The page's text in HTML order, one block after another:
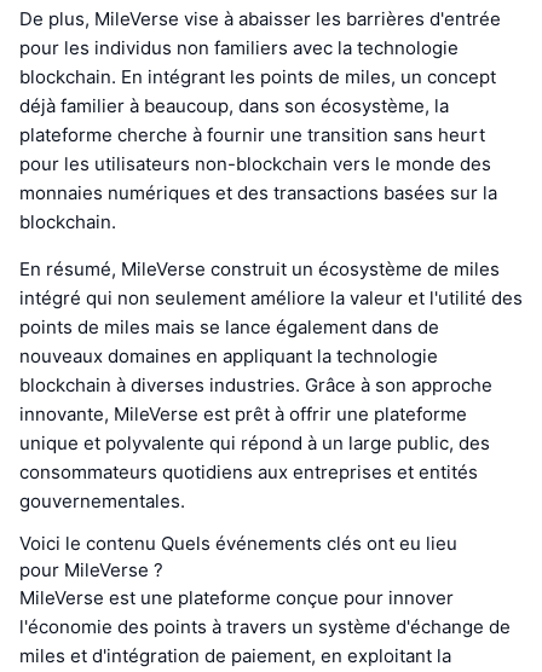
De plus, MileVerse vise à abaisser les barrières d'entrée
pour les individus non familiers avec la technologie
blockchain. En intégrant les points de miles, un concept
déjà familier à beaucoup, dans son écosystème, la
plateforme cherche à fournir une transition sans heurt
pour les utilisateurs non-blockchain vers le monde des
monnaies numériques et des transactions basées sur la
blockchain.
En résumé, MileVerse construit un écosystème de miles
intégré qui non seulement améliore la valeur et l'utilité des
points de miles mais se lance également dans de
nouveaux domaines en appliquant la technologie
blockchain à diverses industries. Grâce à son approche
innovante, MileVerse est prêt à offrir une plateforme
unique et polyvalente qui répond à un large public, des
consommateurs quotidiens aux entreprises et entités
gouvernementales.
Voici le contenu Quels événements clés ont eu lieu
pour MileVerse ?
MileVerse est une plateforme conçue pour innover
l'économie des points à travers un système d'échange de
miles et d'intégration de paiement, en exploitant la